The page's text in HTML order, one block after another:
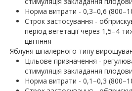
Норма витрати - 0,3–0,6
Строк застосування -
період вегетації через 1,5–4
цвітіння
Яблуня шпалерного типу
Цільове призначення -
стимуляція закладання
Норма витрати - 0,1–0,3